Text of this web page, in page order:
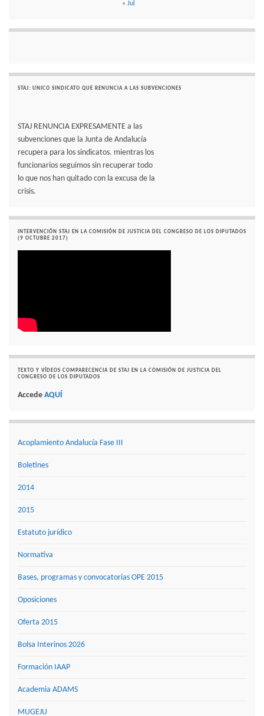
« Jul
STAJ: UNICO SINDICATO QUE RENUNCIA A LAS SUBVENCIONES
STAJ RENUNCIA EXPRESAMENTE a las
subvenciones que la Junta de Andalucía
recupera para los sindicatos. mientras los
funcionarios seguimos sin recuperar todo
lo que nos han quitado con la excusa de la
crisis.
INTERVENCIÓN STAJ EN LA COMISIÓN DE JUSTICIA DEL CONGRESO DE LOS DIPUTADOS
(9 OCTUBRE 2017)
TEXTO Y VÍDEOS COMPARECENCIA DE STAJ EN LA COMISIÓN DE JUSTICIA DEL
CONGRESO DE LOS DIPUTADOS
Accede AQUÍ
Acoplamiento Andalucía Fase III
Boletines
2014
2015
Estatuto jurídico
Normativa
Bases, programas y convocatorias OPE 2015
Oposiciones
Oferta 2015
Bolsa Interinos 2026
Formación IAAP
Academia ADAMS
MUGEJU